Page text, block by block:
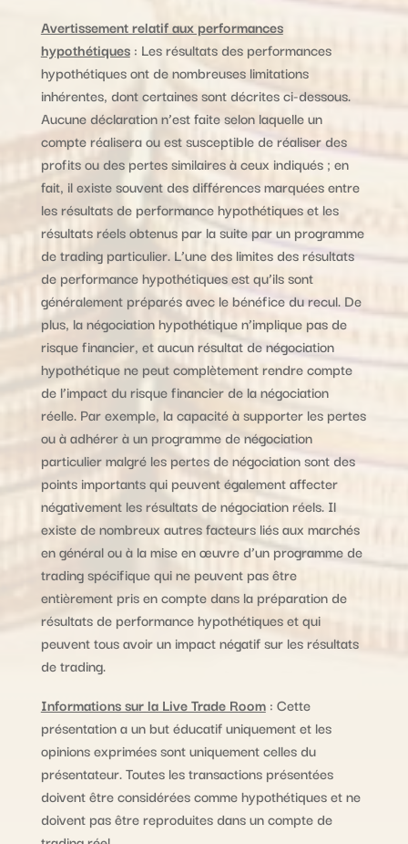
Avertissement relatif aux performances
hypothétiques: Les résultats des performances
hypothétiques ont de nombreuses limitations
inhérentes, dont certaines sont décrites ci-dessous.
Aucune déclaration n’est faite selon laquelle un
compte réalisera ou est susceptible de réaliser des
profits ou des pertes similaires à ceux indiqués ; en
fait, il existe souvent des différences marquées entre
les résultats de performance hypothétiques et les
résultats réels obtenus par la suite par un programme
de trading particulier. L’une des limites des résultats
de performance hypothétiques est qu’ils sont
généralement préparés avec le bénéfice du recul. De
plus, la négociation hypothétique n’implique pas de
risque financier, et aucun résultat de négociation
hypothétique ne peut complètement rendre compte
de l’impact du risque financier de la négociation
réelle. Par exemple, la capacité à supporter les pertes
ou à adhérer à un programme de négociation
particulier malgré les pertes de négociation sont des
points importants qui peuvent également affecter
négativement les résultats de négociation réels. Il
existe de nombreux autres facteurs liés aux marchés
en général ou à la mise en œuvre d’un programme de
trading spécifique qui ne peuvent pas être
entièrement pris en compte dans la préparation de
résultats de performance hypothétiques et qui
peuvent tous avoir un impact négatif sur les résultats
de trading.
Informations sur la Live Trade Room: Cette
présentation a un but éducatif uniquement et les
opinions exprimées sont uniquement celles du
présentateur. Toutes les transactions présentées
doivent être considérées comme hypothétiques et ne
doivent pas être reproduites dans un compte de